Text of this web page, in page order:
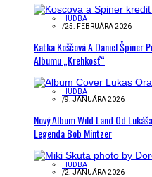
HUDBA
/25. FEBRUÁRA 2026
Katka Koščová A Daniel Špiner
Albumu „Krehkosť“
HUDBA
/9. JANUÁRA 2026
Nový Album Wild Land Od
Legenda Bob Mintzer
HUDBA
/2. JANUÁRA 2026